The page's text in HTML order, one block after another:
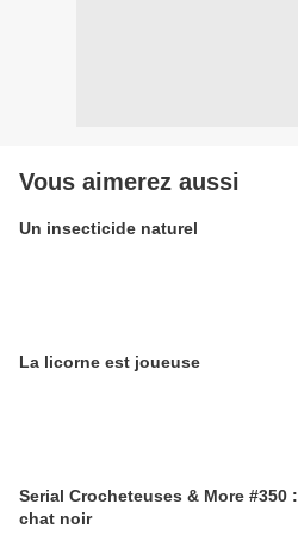
Vous aimerez aussi
Un insecticide naturel
La licorne est joueuse
Serial Crocheteuses & More #350 :
chat noir